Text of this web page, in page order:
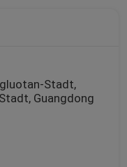
Stadt,
Guangdong